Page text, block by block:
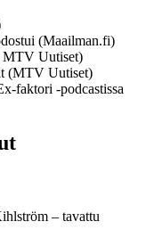
(Maailman.fi)
MTV Uutiset)
(MTV Uutiset)
faktori -podcastissa
– tavattu